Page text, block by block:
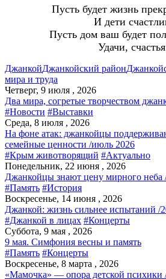
Пусть будет жизнь
И дети
Пусть дом ваш будет
Удачи, счастья
ДжанкойДжанкойский район
мира и труда
Четверг, 9 июля , 2026
Два мира, согретые творчеством
#Новости #Выставки
Среда, 8 июля , 2026
На фоне атак: джанкойцы
семейные ценности /июль 2026
#Крым животворящий #Актуально
Понедельник, 22 июня , 2026
Джанкойцы знают цену мирного неба
#Память #История
Воскресенье, 14 июня , 2026
Джанкой: жизнь сильнее испытаний /
#Джанкой в лицах #Концерты
Суббота, 9 мая , 2026
9 мая. Симфония весны и память
#Память #Концерты
Воскресенье, 8 марта , 2026
«Мамочка» — опора детской психики